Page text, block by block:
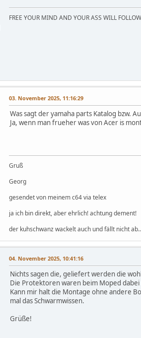
FREE YOUR MIND AND YOUR ASS WILL FOLLOW
03. November 2025, 11:16:29
Was sagt der yamaha parts Katalog bzw.
Ja, wenn man frueher was von Acer is
Gruß
Georg
gesendet von meinem c64 via telex
ja ich bin direkt, aber ehrlich! achtung dement!
der kuhschwanz wackelt auch und fällt nicht ab..
04. November 2025, 10:41:16
Nichts sagen die, geliefert werden die
Die Protektoren waren beim Moped
Kann mir halt die Montage ohne andere
mal das Schwarmwissen.
Grüße!